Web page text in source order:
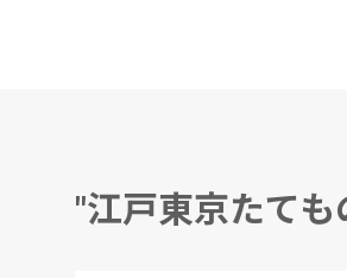
"江戸東京たて